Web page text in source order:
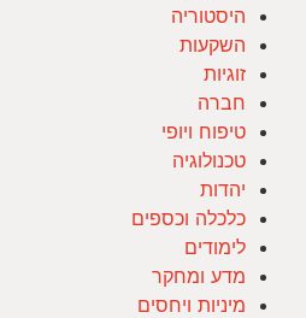
היסטוריה
השקעות
זוגיות
חברה
טיפוח ויופי
טכנולוגיה
יהדות
כלכלה וכספים
לימודים
מדע ומחקר
מיניות ויחסים